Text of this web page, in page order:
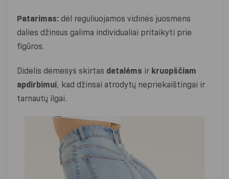
Patarimas: dėl reguliuojamos vidinės juosmens
dalies džinsus galima individualiai pritaikyti prie
figūros.
Didelis dėmesys skirtas detalėms ir kruopščiam
apdirbimui, kad džinsai atrodytų nepriekaištingai ir
tarnautų ilgai.